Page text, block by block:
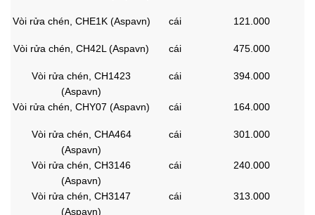
Vòi rửa chén, CHE1K (Aspavn) cái 121.000
Vòi rửa chén, CH42L (Aspavn) cái 475.000
Vòi rửa chén, CH1423
(Aspavn)
cái 394.000
Vòi rửa chén, CHY07 (Aspavn) cái 164.000
Vòi rửa chén, CHA464
(Aspavn)
cái 301.000
Vòi rửa chén, CH3146
(Aspavn)
cái 240.000
Vòi rửa chén, CH3147
(Aspavn)
cái 313.000